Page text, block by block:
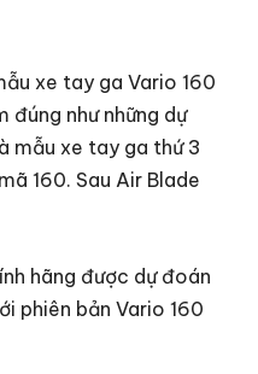
xe tay ga Vario 160
như những dự
mẫu xe tay ga thứ 3
160. Sau Air Blade
hãng được dự đoán
phiên bản Vario 160